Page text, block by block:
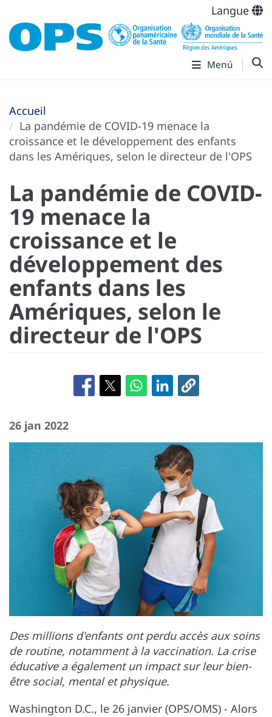
Langue
Menú
Accueil
La pandémie de COVID-19 menace la
croissance et le développement des enfants
dans les Amériques, selon le directeur de l'OPS
La pandémie de COVID-
19 menace la
croissance et le
développement des
enfants dans les
Amériques, selon le
directeur de l'OPS
26 jan 2022
Des millions d'enfants ont perdu accès aux soins
de routine, notamment à la vaccination. La crise
éducative a également un impact sur leur bien-
être social, mental et physique.
Washington D.C., le 26 janvier (OPS/OMS) - Alors